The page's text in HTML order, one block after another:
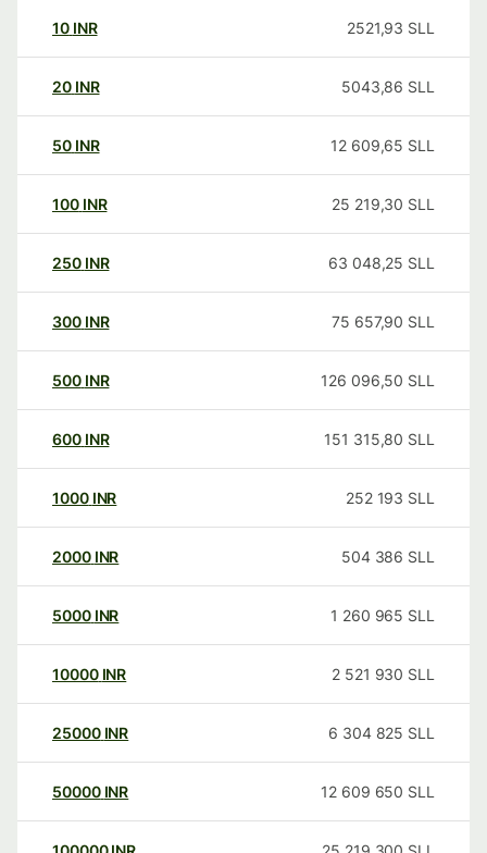
10 INR 2521,93 SLL
20 INR 5043,86 SLL
50 INR 12 609,65 SLL
100 INR 25 219,30 SLL
250 INR 63 048,25 SLL
300 INR 75 657,90 SLL
500 INR 126 096,50 SLL
600 INR 151 315,80 SLL
1000 INR 252 193 SLL
2000 INR 504 386 SLL
5000 INR 1 260 965 SLL
10000 INR 2 521 930 SLL
25000 INR 6 304 825 SLL
50000 INR 12 609 650 SLL